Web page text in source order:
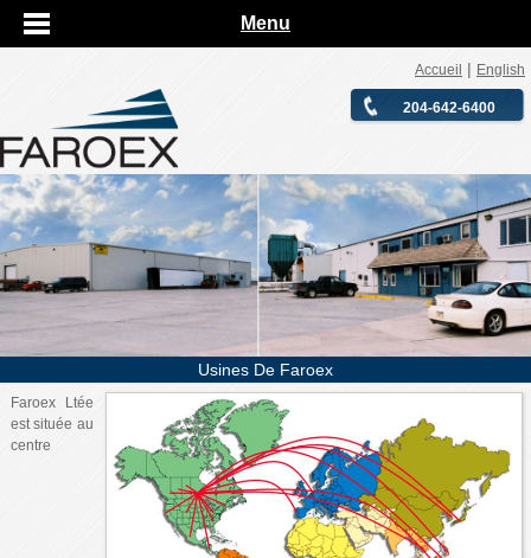
Menu
Accueil | English
204-642-6400
Usines De Faroex
Faroex Ltée
est située au
centre